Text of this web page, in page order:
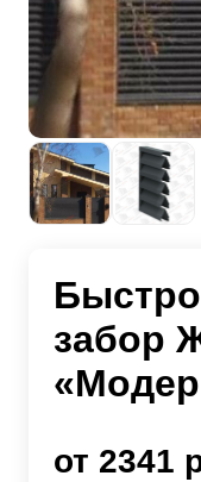
забор
от 2341